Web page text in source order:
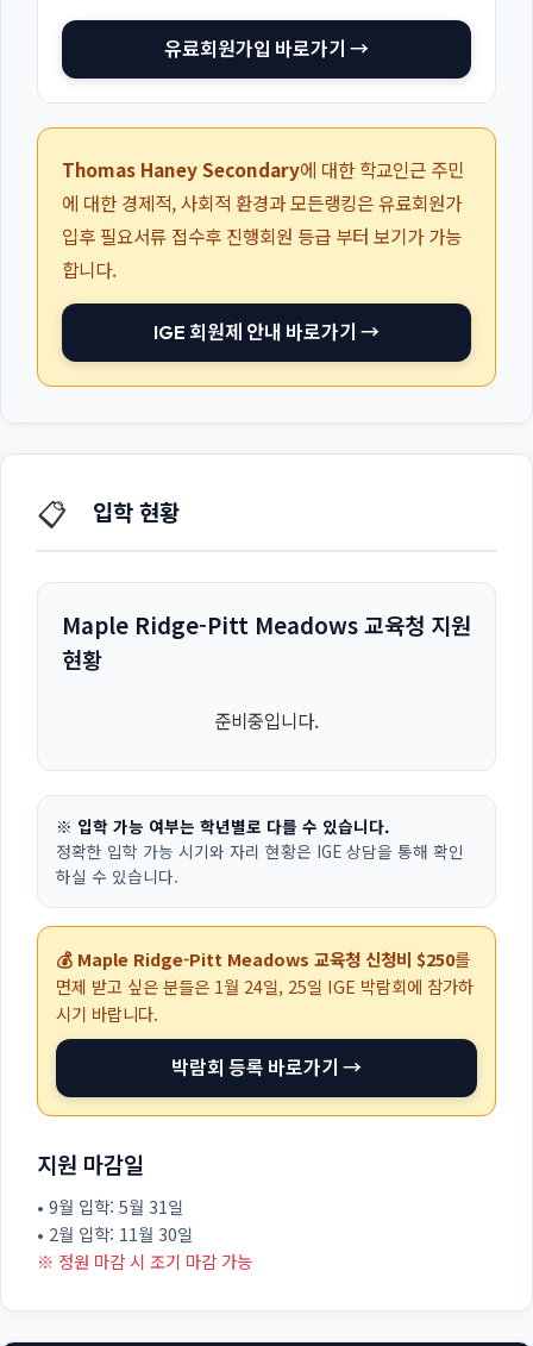
유료회원가입 바로가기 →
Thomas Haney Secondary에 대한 학교인근 주민
에 대한 경제적, 사회적 환경과 모든랭킹은 유료회원가
입후 필요서류 접수후 진행회원 등급 부터 보기가 가능
합니다.
IGE 회원제 안내 바로가기 →
📋 입학 현황
Maple Ridge-Pitt Meadows 교육청 지원
현황
준비중입니다.
※ 입학 가능 여부는 학년별로 다를 수 있습니다.
정확한 입학 가능 시기와 자리 현황은 IGE 상담을 통해 확인
하실 수 있습니다.
💰 Maple Ridge-Pitt Meadows 교육청 신청비 $250를
면제 받고 싶은 분들은 1월 24일, 25일 IGE 박람회에 참가하
시기 바랍니다.
박람회 등록 바로가기 →
지원 마감일
• 9월 입학: 5월 31일
• 2월 입학: 11월 30일
※ 정원 마감 시 조기 마감 가능